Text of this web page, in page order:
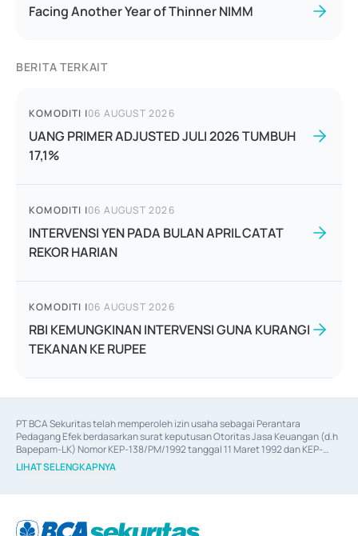
Facing Another Year of Thinner NIMM
BERITA TERKAIT
KOMODITI |06 AUGUST 2026
UANG PRIMER ADJUSTED JULI 2026 TUMBUH
17,1%
KOMODITI |06 AUGUST 2026
INTERVENSI YEN PADA BULAN APRIL CATAT
REKOR HARIAN
KOMODITI |06 AUGUST 2026
RBI KEMUNGKINAN INTERVENSI GUNA KURANGI
TEKANAN KE RUPEE
PT BCA Sekuritas telah memperoleh izin usaha sebagai Perantara
Pedagang Efek berdasarkan surat keputusan Otoritas Jasa Keuangan (d.h
Bapepam-LK) Nomor KEP-138/PM/1992 tanggal 11 Maret 1992 dan KEP-
06/D.04/2014 tanggal 28 Februari 2014, izin usaha sebagai Penjamin Emisi
Efek berdasarkan surat keputusan Otoritas Jasa Keuangan Nomor KEP-
berdasarkan surat keputusan Otoritas Jasa Keuangan Nomor S-
LIHAT SELENGKAPNYA